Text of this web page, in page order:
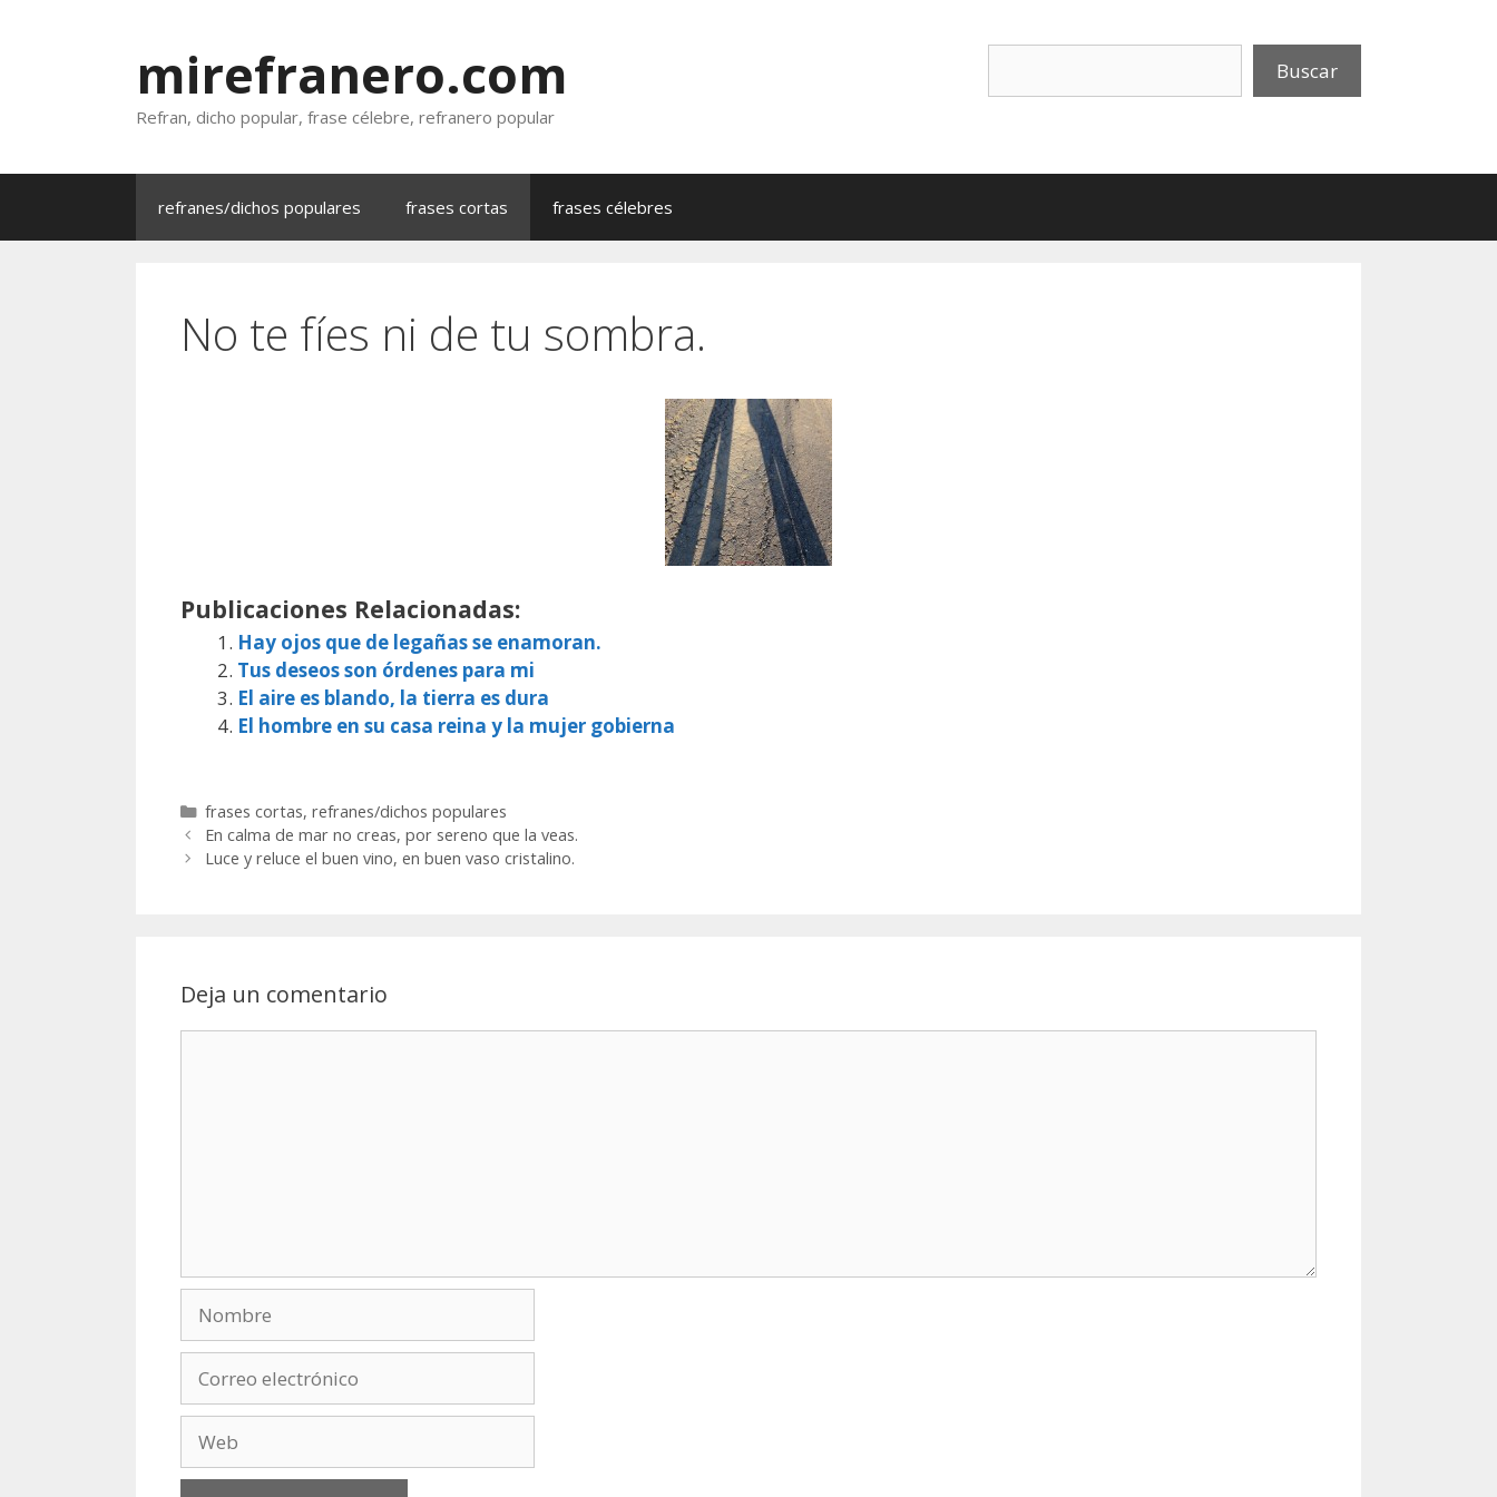
Buscar
mirefranero.com
Refran, dicho popular, frase célebre, refranero popular
refranes/dichos populares frases cortas frases célebres
No te fíes ni de tu sombra.
Publicaciones Relacionadas:
Hay ojos que de legañas se enamoran.
Tus deseos son órdenes para mi
El aire es blando, la tierra es dura
El hombre en su casa reina y la mujer gobierna
Categorías
frases cortas, refranes/dichos populares
En calma de mar no creas, por sereno que la veas.
Luce y reluce el buen vino, en buen vaso cristalino.
Deja un comentario
electrónico